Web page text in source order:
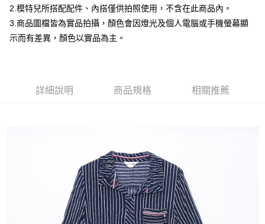
台新國際商業銀行
中國信託商業銀行
台灣樂天信用卡公司
Google Pay
大哥付你分期
2.付款方式選擇「大哥付你分期」，訂單成立後會自動跳轉到大哥付的交易
流程，驗證手機門號後，選擇欲分期的期數、繳款截止日，確認付款後即完
1.分期款項不併入電信帳單，「大哥付你分期」於每月結算日後寄送繳費提
2.透過簡訊連結打開帳單後，可選擇「超商條碼／台灣大直營門市／銀行轉
帳／街口支付／iPASS MONEY」等通路繳費。
相關說明
３．安心：先確認商品／服務後，再付款。
【「AFTEE先享後付」結帳流程】
１．於結帳方式選擇「AFTEE先享後付」後，將跳轉至「AFTEE先享後付」
結帳頁面，進行簡訊認證並確認金額後，即可完成結帳。
２．訂單成立數日內，您將收到繳費通知簡訊。
３．收到繳費通知簡訊後14天內，點擊此簡訊中的連結，可透過四大超商／
每筆NT$120，滿NT$2,000(含以上)免運費
每筆NT$120，滿NT$2,000(含以上)免運費
2.模特兒所搭配配件、內搭僅供拍照使用，不含在此商品內。
3.商品圖檔皆為實品拍攝，顏色會因燈光及個人電腦或手機螢幕顯
示而有差異，顏色以實品為主。
詳細說明 商品規格 相關推薦